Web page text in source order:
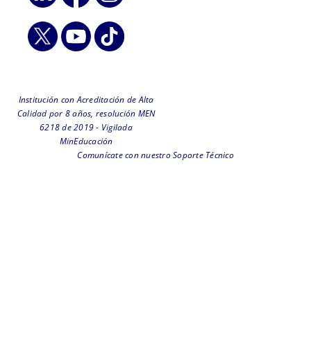
Institución con Acreditación de Alta
Calidad por 8 años, resolución MEN
6218 de 2019 - Vigilada
MinEducación
Comunícate con nuestro Soporte Técnico